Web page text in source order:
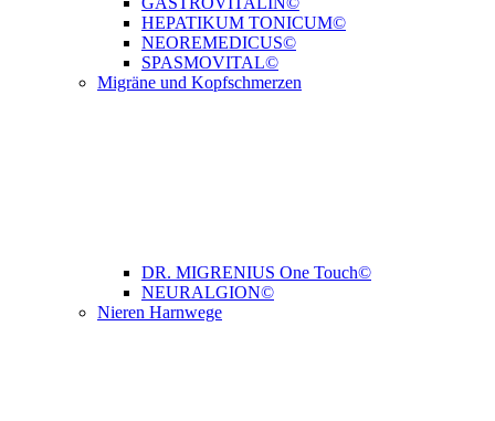
HEPATIKUM TONICUM©
NEOREMEDICUS©
SPASMOVITAL©
Migräne und Kopfschmerzen
DR. MIGRENIUS One Touch©
NEURALGION©
Nieren Harnwege